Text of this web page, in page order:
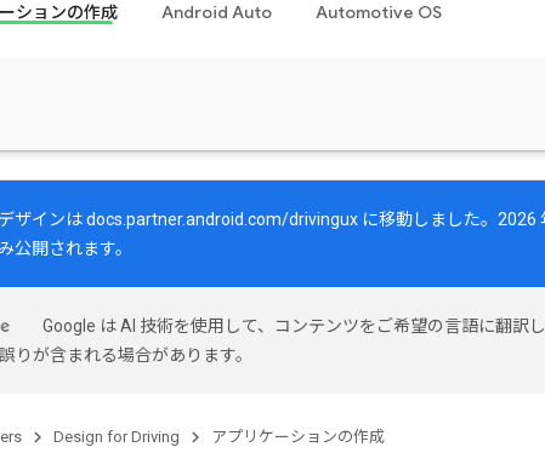
ションの作成 Android Auto Automotive OS
ザインはdocs.partner.android.com/drivingux に移動しました。2026
公開されます。
Google は AI 技術を使用して、コンテンツをご希望の言語に翻訳
りが含まれる場合があります。
Design for Driving アプリケーションの作成